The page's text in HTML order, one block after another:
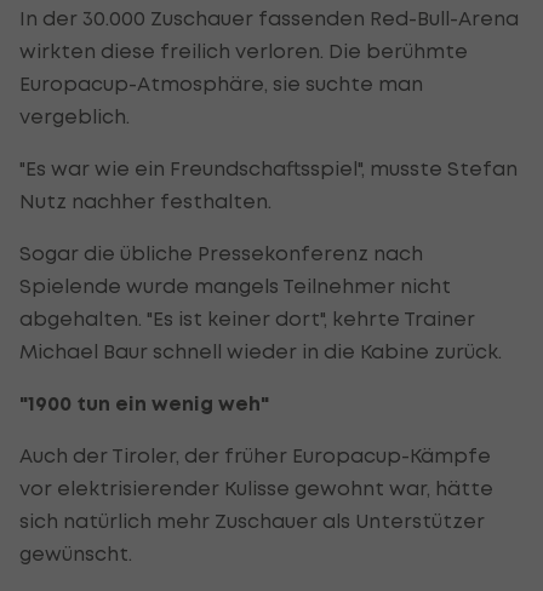
In der 30.000 Zuschauer fassenden Red-Bull-Arena
wirkten diese freilich verloren. Die berühmte
Europacup-Atmosphäre, sie suchte man
vergeblich.
"Es war wie ein Freundschaftsspiel", musste Stefan
Nutz nachher festhalten.
Sogar die übliche Pressekonferenz nach
Spielende wurde mangels Teilnehmer nicht
abgehalten. "Es ist keiner dort", kehrte Trainer
Michael Baur schnell wieder in die Kabine zurück.
"1900 tun ein wenig weh"
Auch der Tiroler, der früher Europacup-Kämpfe
vor elektrisierender Kulisse gewohnt war, hätte
sich natürlich mehr Zuschauer als Unterstützer
gewünscht.